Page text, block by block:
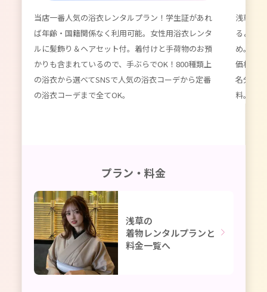
当店一番人気の浴衣レンタルプラン！学生証があれ
ば年齢・国籍関係なく利用可能。女性用浴衣レンタ
ルに髪飾り＆ヘアセット付。着付けと手荷物のお預
かりも含まれているので、手ぶらでOK！800種類上
の浴衣から選べてSNSで人気の浴衣コーデから定番
の浴衣コーデまで全てOK。
浅草浴
るより
め。数
価格。
名分の
料。か
プラン・料金
浅草の
着物レンタルプランと
料金一覧へ